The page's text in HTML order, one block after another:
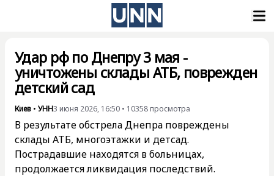
Удар рф по Днепру 3 мая -
уничтожены склады АТБ, поврежден
детский сад
Киев • УНН3 июня 2026, 16:50 • 10358 просмотра
В результате обстрела Днепра повреждены
склады АТБ, многоэтажки и детсад.
Пострадавшие находятся в больницах,
продолжается ликвидация последствий.